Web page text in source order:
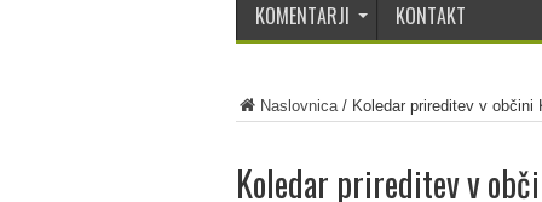
KOMENTARJI
KONTAKT
Naslovnica/ Koledar prireditev v občini
Koledar prireditev v